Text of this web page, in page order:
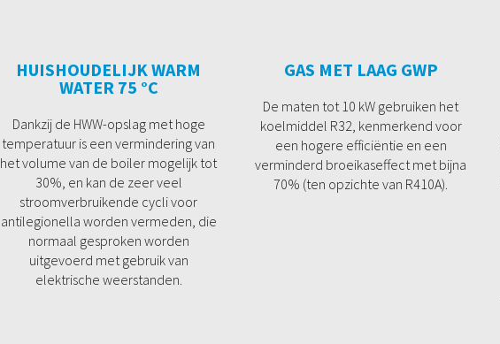
HUISHOUDELIJK WARM
WATER 75 °C
Dankzij de HWW-opslag met hoge
temperatuur is een vermindering van
het volume van de boiler mogelijk tot
30%, en kan de zeer veel
stroomverbruikende cycli voor
antilegionella worden vermeden, die
normaal gesproken worden
uitgevoerd met gebruik van
elektrische weerstanden.
GAS MET LAAG GWP
De maten tot 10 kW gebruiken het
koelmiddel R32, kenmerkend voor
een hogere efficiëntie en een
verminderd broeikaseffect met bijna
70% (ten opzichte van R410A).